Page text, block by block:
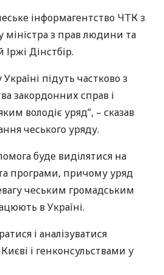
інформагентство ЧТКз
міністра з прав людини та
Дінстбір.
підуть частково з
закордонних справ і
володіє уряд”, – сказав
чеського уряду.
буде виділятися на
програми, причому уряд
чеським громадським
в Україні.
і аналізуватися
і генконсульствами у